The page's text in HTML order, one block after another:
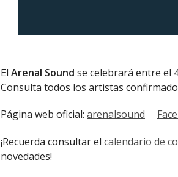
El Arenal Sound se celebrará entre el
Consulta todos los artistas
Página web oficial: arenalsound
¡Recuerda consultar el calendario de
novedades!